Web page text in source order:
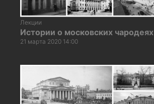
Лекции
Истории о московских чародеях
21 марта 2020 14:00